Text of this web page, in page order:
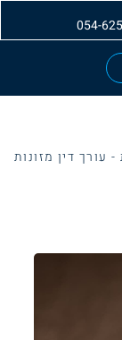
054-
- עורך דין מזונות